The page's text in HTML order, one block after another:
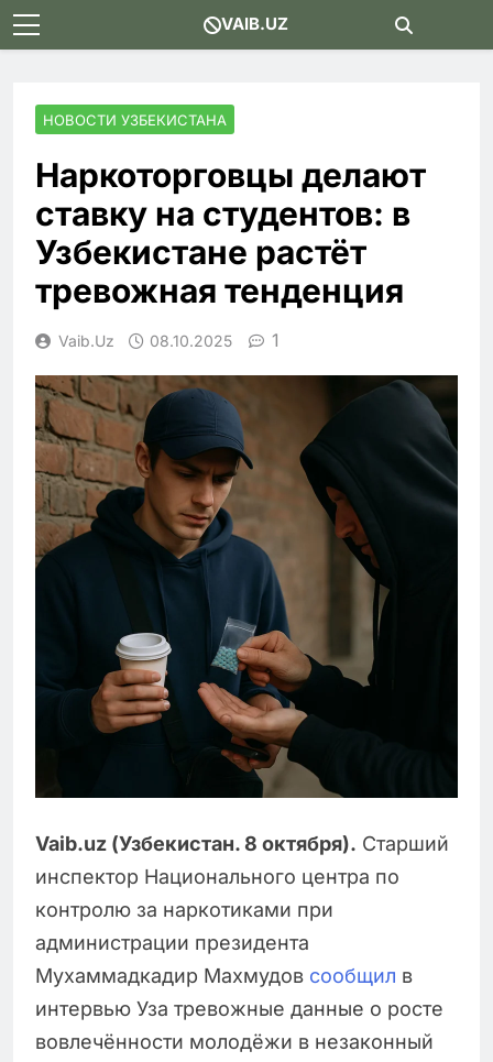
Skip
to
VAIB.UZ
НОВОСТИ УЗБЕКИСТАНА
Наркоторговцы делают
ставку на студентов: в
Узбекистане растёт
тревожная тенденция
Vaib.uz 08.10.2025 1
Vaib.uz (Узбекистан. 8 октября). Старший
инспектор Национального центра по
контролю за наркотиками при
администрации президента
Мухаммадкадир Махмудов сообщил в
интервью Уза тревожные данные о росте
вовлечённости молодёжи в незаконный